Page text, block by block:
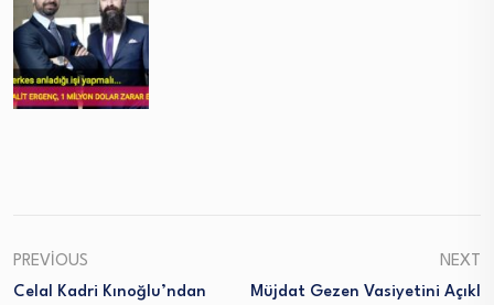
PREVIOUS
Celal Kadri Kınoğlu’ndan
NEXT
Müjdat Gezen Vasiyetini Açıkl